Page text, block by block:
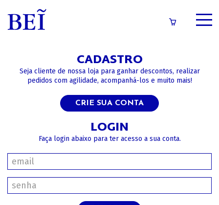
CATÁLOGO
CADASTRO
Seja cliente de nossa loja para ganhar descontos, realizar
pedidos com agilidade, acompanhá-los e muito mais!
CRIE SUA CONTA
LOGIN
Faça login abaixo para ter acesso a sua conta.